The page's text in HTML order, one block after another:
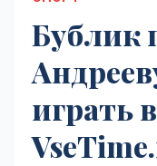
Бублик
играть